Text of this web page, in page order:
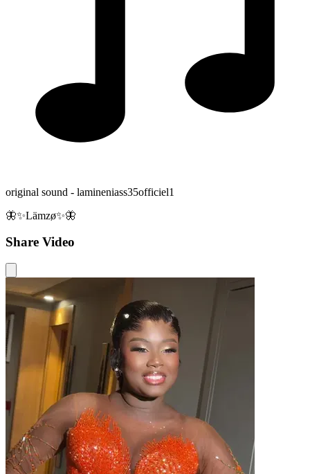
original sound - lamineniass35officiel1
🦋✨Lämzø✨🦋
Share Video